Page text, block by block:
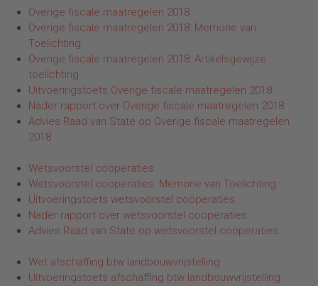
Overige fiscale maatregelen 2018
Overige fiscale maatregelen 2018: Memorie van
Toelichting
Overige fiscale maatregelen 2018: Artikelsgewijze
toelichting
Uitvoeringstoets Overige fiscale maatregelen 2018
Nader rapport over Overige fiscale maatregelen 2018
Advies Raad van State op Overige fiscale maatregelen
2018
Wetsvoorstel coöperaties
Wetsvoorstel coöperaties: Memorie van Toelichting
Uitvoeringstoets wetsvoorstel coöperaties
Nader rapport over wetsvoorstel coöperaties
Advies Raad van State op wetsvoorstel coöperaties
Wet afschaffing btw landbouwvrijstelling
Uitvoeringstoets afschaffing btw landbouwvrijstelling